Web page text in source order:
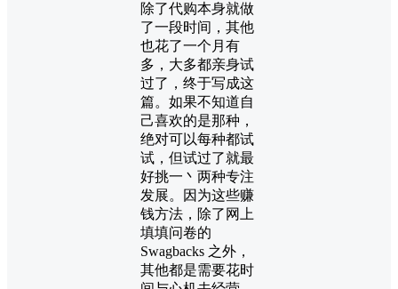
除了代购本身就做
了一段时间，其他
也花了一个月有
多，大多都亲身试
过了，终于写成这
篇。如果不知道自
己喜欢的是那种，
绝对可以每种都试
试，但试过了就最
好挑一丶两种专注
发展。因为这些赚
钱方法，除了网上
填填问卷的
Swagbacks 之外，
其他都是需要花时